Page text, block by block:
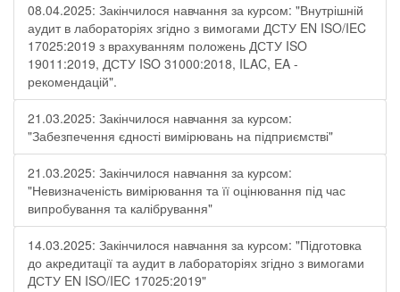
08.04.2025: Закінчилося навчання за курсом: "Внутрішній
аудит в лабораторіях згідно з вимогами ДСТУ EN ISO/IEC
17025:2019 з врахуванням положень ДСТУ ISO
19011:2019, ДСТУ ISO 31000:2018, ILAC, EA -
рекомендацій".
21.03.2025: Закінчилося навчання за курсом:
"Забезпечення єдності вимірювань на підприємстві"
21.03.2025: Закінчилося навчання за курсом:
"Невизначеність вимірювання та її оцінювання під час
випробування та калібрування"
14.03.2025: Закінчилося навчання за курсом: "Підготовка
до акредитації та аудит в лабораторіях згідно з вимогами
ДСТУ EN ISO/IEC 17025:2019"